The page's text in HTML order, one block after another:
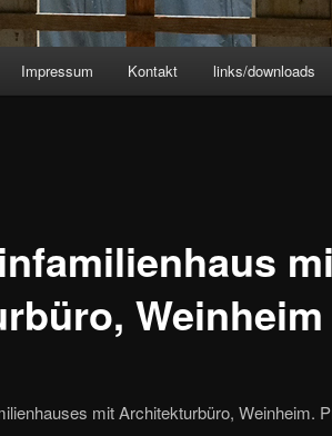
Impressum Kontakt links/downloads
Weinheim
mit Architekturbüro, Weinheim.